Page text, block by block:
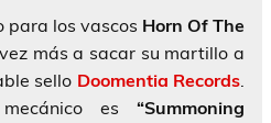
para los vascos Horn Of The
más a sacar su martillo a
sello Doomentia Records.
es “Summoning